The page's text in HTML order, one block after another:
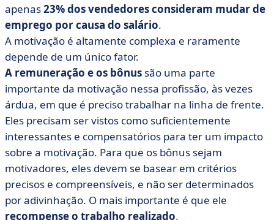
apenas23% dos vendedores consideram mudar de
emprego por causa do salário.
A motivação é altamente complexa e raramente
depende de um único fator.
A remuneração e os bônus são uma parte
importante da motivação nessa profissão, às vezes
árdua, em que é preciso trabalhar na linha de frente.
Eles precisam ser vistos como suficientemente
interessantes e compensatórios para ter um impacto
sobre a motivação. Para que os bônus sejam
motivadores, eles devem se basear em critérios
precisos e compreensíveis, e não ser determinados
por adivinhação. O mais importante é que ele
recompense o trabalho realizado.